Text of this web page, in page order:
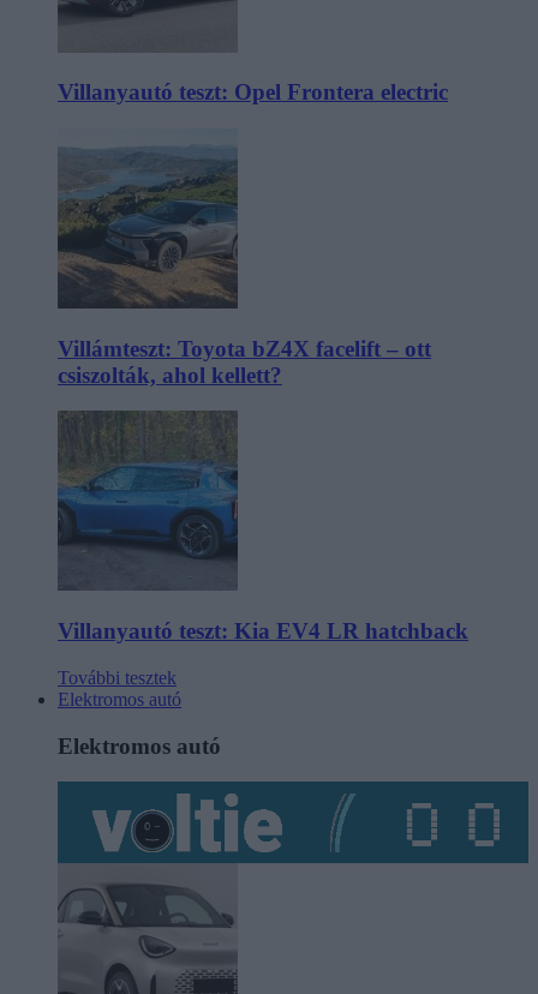
Villanyautó teszt: Opel Frontera electric
Villámteszt: Toyota bZ4X facelift – ott
csiszolták, ahol kellett?
Villanyautó teszt: Kia EV4 LR hatchback
További tesztek
Elektromos autó
Elektromos autó